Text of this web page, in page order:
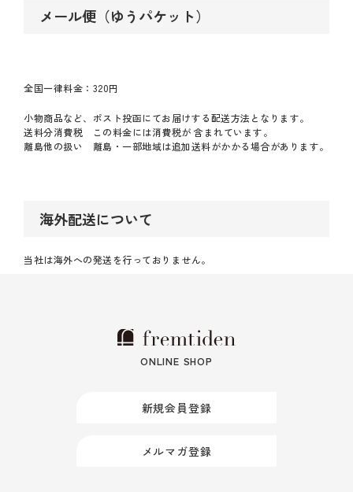
メール便（ゆうパケット）
全国一律料金：320円
小物商品など、ポスト投函にてお届けする配送方法となります。
送料分消費税 この料金には消費税が 含まれています。
離島他の扱い 離島・一部地域は追加送料がかかる場合があります。
海外配送について
当社は海外への発送を行っておりません。
ONLINE SHOP
新規会員登録
メルマガ登録